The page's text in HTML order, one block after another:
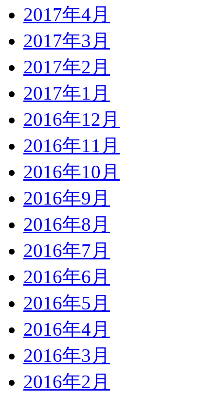
2017年4月
2017年3月
2017年2月
2017年1月
2016年12月
2016年11月
2016年10月
2016年9月
2016年8月
2016年7月
2016年6月
2016年5月
2016年4月
2016年3月
2016年2月